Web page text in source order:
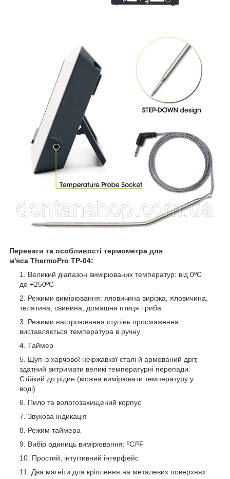
Переваги та особливості термометра для
м'яса ThermoPro TP-04:
Великий діапазон вимірюваних температур: від 0ºС
до +250ºС
Режими вимірювання: яловичина вирізка, яловичина,
телятина, свинина, домашня птиця і риба
Режими настроювання ступінь просмаження:
виставляється температура в ручну
Таймер
Щуп із харчової неіржавкої сталі й армований дріт,
здатний витримати великі температурні перепади.
Стійкий до рідин (можна вимірювати температуру у
воді)
Пило та вологозахищений корпус
Звукова індикація
Режим таймера
Вибір одиниць вимірювання: ºС/ºF
Простий, інтуїтивний інтерфейс
Два магніти для кріплення на металевих поверхнях